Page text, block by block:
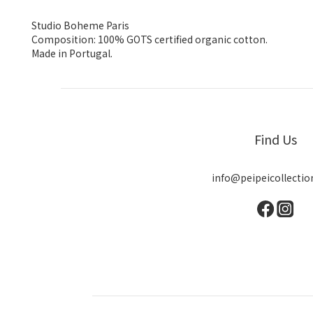
Studio Boheme Paris
Composition: 100% GOTS certified organic cotton.
Made in Portugal.
Find Us